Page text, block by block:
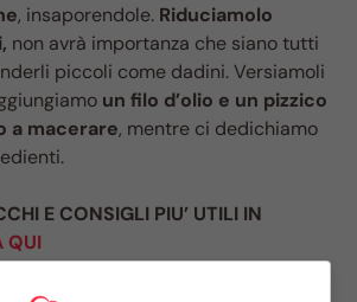
, insaporendole. Riduciamolo
non avrà importanza che siano tutti
piccoli come dadini. Versiamoli
un filo d’olio e un pizzico
a macerare, mentre ci dedichiamo
E CONSIGLI PIU’ UTILI IN
QUI